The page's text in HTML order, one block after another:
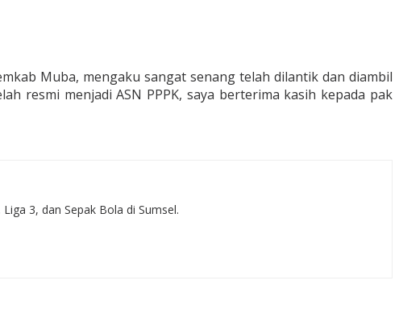
Muba, mengaku sangat senang telah dilantik dan diambil
resmi menjadi ASN PPPK, saya berterima kasih kepada pak
3, dan Sepak Bola di Sumsel.